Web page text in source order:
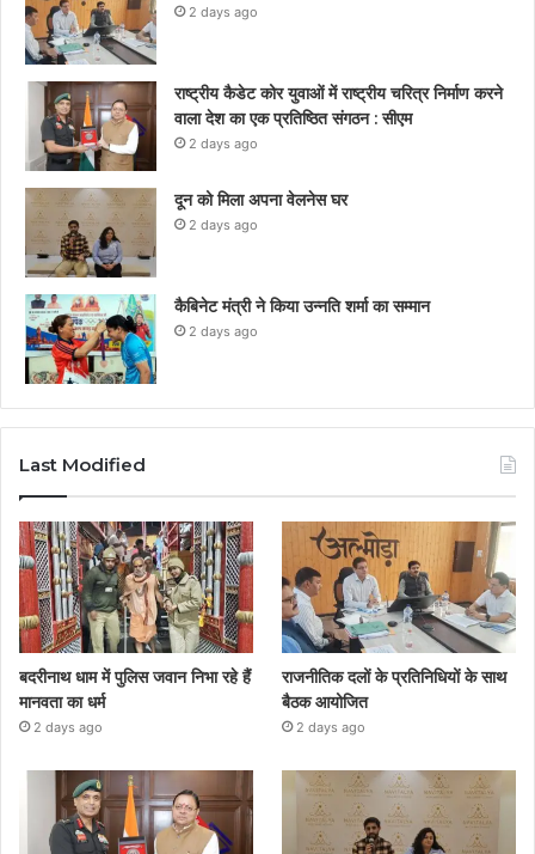
2 days ago
राष्ट्रीय कैडेट कोर युवाओं में राष्ट्रीय चरित्र निर्माण करने
वाला देश का एक प्रतिष्ठित संगठन : सीएम
2 days ago
दून को मिला अपना वेलनेस घर
2 days ago
कैबिनेट मंत्री ने किया उन्नति शर्मा का सम्मान
2 days ago
Last Modified
बदरीनाथ धाम में पुलिस जवान निभा रहे हैं
मानवता का धर्म
2 days ago
राजनीतिक दलों के प्रतिनिधियों के साथ
बैठक आयोजित
2 days ago